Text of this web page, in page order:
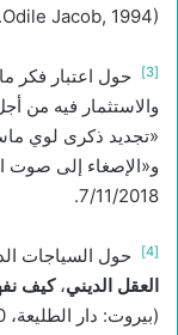
Odile Jacob, 1994).
[3]
حول اعتبار فكر
والاستثمار فيه من
«تجديد ذكرى لوي
و«الإصغاء إلى صوت
7/11/2018.
[4] حول السياجات
العقل الديني،كيف
(بيروت: دار الطليعة، 2000)، ص 49 – 50 من الهامش.